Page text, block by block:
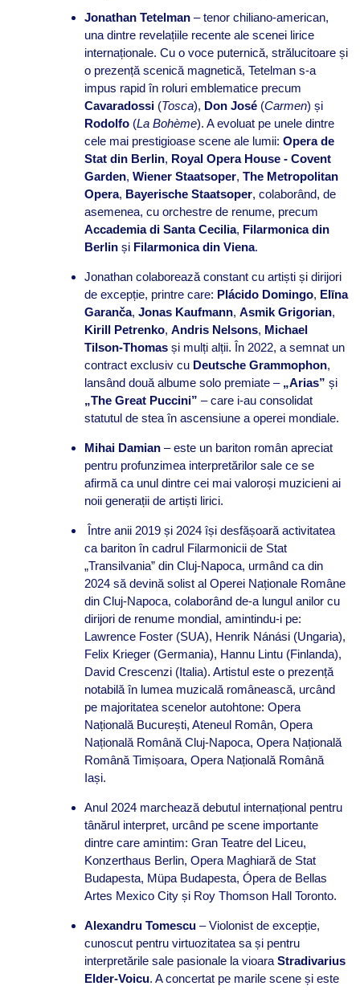
Jonathan Tetelman– tenor chiliano-american,
una dintre revelațiile recente ale scenei lirice
internaționale. Cu o voce puternică, strălucitoare și
o prezență scenică magnetică, Tetelman s-a
impus rapid în roluri emblematice precum
Cavaradossi(Tosca), Don José(Carmen) și
Rodolfo(La Bohème). A evoluat pe unele dintre
cele mai prestigioase scene ale lumii: Opera de
Stat din Berlin, Royal Opera House - Covent
Garden, Wiener Staatsoper, The Metropolitan
Opera, Bayerische Staatsoper, colaborând, de
asemenea, cu orchestre de renume, precum
Accademia di Santa Cecilia, Filarmonica din
Berlinși Filarmonica din Viena.
Jonathan colaborează constant cu artiști și dirijori
de excepție, printre care: Plácido Domingo, Elīna
Garanča, Jonas Kaufmann, Asmik Grigorian,
Kirill Petrenko, Andris Nelsons, Michael
Tilson-Thomasși mulți alții. În 2022, a semnat un
contract exclusiv cu Deutsche Grammophon,
lansând două albume solo premiate – „Arias” și
„The Great Puccini” – care i-au consolidat
statutul de stea în ascensiune a operei mondiale.
Mihai Damian– este un bariton român apreciat
pentru profunzimea interpretărilor sale ce se
afirmă ca unul dintre cei mai valoroși muzicieni ai
noii generații de artiști lirici.
Între anii 2019 și 2024 își desfășoară activitatea
ca bariton în cadrul Filarmonicii de Stat
„Transilvania” din Cluj-Napoca, urmând ca din
2024 să devină solist al Operei Naționale Române
din Cluj-Napoca, colaborând de-a lungul anilor cu
dirijori de renume mondial, amintindu-i pe:
Lawrence Foster (SUA), Henrik Nánási (Ungaria),
Felix Krieger (Germania), Hannu Lintu (Finlanda),
David Crescenzi (Italia). Artistul este o prezență
notabilă în lumea muzicală românească, urcând
pe majoritatea scenelor autohtone: Opera
Națională București, Ateneul Român, Opera
Națională Română Cluj-Napoca, Opera Națională
Română Timișoara, Opera Națională Română
Iași.
Anul 2024 marchează debutul internațional pentru
tânărul interpret, urcând pe scene importante
dintre care amintim: Gran Teatre del Liceu,
Konzerthaus Berlin, Opera Maghiară de Stat
Budapesta, Müpa Budapesta, Ópera de Bellas
Artes Mexico City și Roy Thomson Hall Toronto.
Alexandru Tomescu– Violonist de excepție,
cunoscut pentru virtuozitatea sa și pentru
interpretările sale pasionale la vioara Stradivarius
Elder-Voicu. A concertat pe marile scene și este